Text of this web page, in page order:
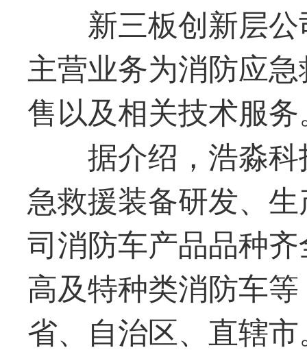
新三板创新层
主营业务为消防应
售以及相关技术服
据介绍，浩淼
急救援装备研发、
司消防车产品品种
高及特种类消防车
省、自治区、直辖